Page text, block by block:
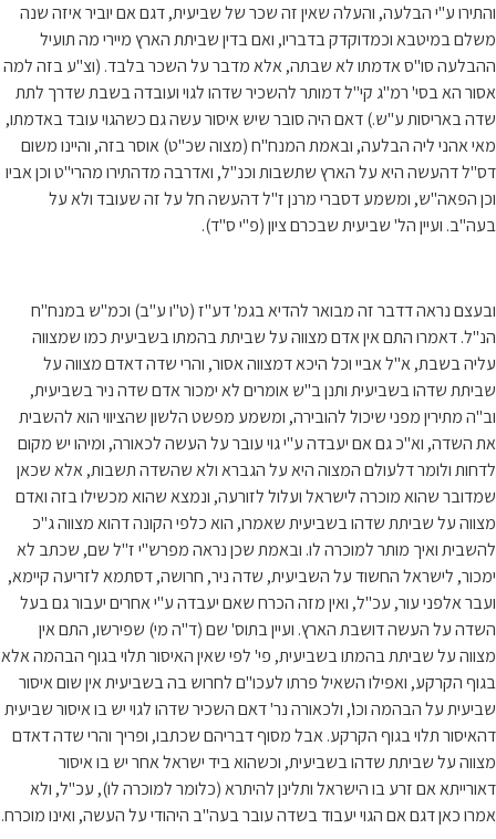
והתירו ע"י הבלעה, והעלה שאין זה שכר של שביעית, דגם אם יוביר איזה שנה
משלם במיטבא וכמדוקדק בדבריו, ואם בדין שביתת הארץ מיירי מה תועיל
ההבלעה סו"ס אדמתו לא שבתה, אלא מדבר על השכר בלבד. (וצ"ע בזה למה
אסור הא בסי' רמ"ג קי"ל דמותר להשכיר שדהו לגוי ועובדה בשבת שדרך לתת
שדה באריסות ע"ש.) דאם היה סובר שיש איסור עשה גם כשהגוי עובד באדמתו,
מאי אהני ליה הבלעה, ובאמת המנח"ח (מצוה שכ"ט) אוסר בזה, והיינו משום
דס"ל דהעשה היא על הארץ שתשבות וכנ"ל, ואדרבה מדהתירו מהרי"ט וכן אביו
וכן הפאה"ש, ומשמע דסברי מרנן ז"ל דהעשה חל על זה שעובד ולא על
בעה"ב. ועיין הל' שביעית שבכרם ציון (פ"י ס"ד).
ובעצם נראה דדבר זה מבואר להדיא בגמ' דע"ז (ט"ו ע"ב) וכמ"ש במנח"ח
הנ"ל. דאמרו התם אין אדם מצווה על שביתת בהמתו בשביעית כמו שמצווה
עליה בשבת, א"ל אביי וכל היכא דמצווה אסור, והרי שדה דאדם מצווה על
שביתת שדהו בשביעית ותנן ב"ש אומרים לא ימכור אדם שדה ניר בשביעית,
וב"ה מתירין מפני שיכול להובירה, ומשמע מפשט הלשון שהציווי הוא להשבית
את השדה, וא"כ גם אם יעבדה ע"י גוי עובר על העשה לכאורה, ומיהו יש מקום
לדחות ולומר דלעולם המצוה היא על הגברא ולא שהשדה תשבות, אלא שכאן
שמדובר שהוא מוכרה לישראל ועלול לזורעה, ונמצא שהוא מכשילו בזה ואדם
מצווה על שביתת שדהו בשביעית שאמרו, הוא כלפי הקונה דהוא מצווה ג"כ
להשבית ואיך מותר למוכרה לו. ובאמת שכן נראה מפרש"י ז"ל שם, שכתב לא
ימכור, לישראל החשוד על השביעית, שדה ניר, חרושה, דסתמא לזריעה קיימא,
ועבר אלפני עור, עכ"ל, ואין מזה הכרח שאם יעבדה ע"י אחרים יעבור גם בעל
השדה על העשה דושבת הארץ. ועיין בתוס' שם (ד"ה מי) שפירשו, התם אין
מצווה על שביתת בהמתו בשביעית, פי' לפי שאין האיסור תלוי בגוף הבהמה אלא
בגוף הקרקע, ואפילו השאיל פרתו לעכו"ם לחרוש בה בשביעית אין שום איסור
שביעית על הבהמה וכו', ולכאורה נר' דאם השכיר שדהו לגוי יש בו איסור שביעית
דהאיסור תלוי בגוף הקרקע. אבל מסוף דבריהם שכתבו, ופריך והרי שדה דאדם
מצווה על שביתת שדהו בשביעית, וכשהוא ביד ישראל אחר יש בו איסור
דאורייתא אם זרע בו הישראל ותלינן להיתרא (כלומר למוכרה לו), עכ"ל, ולא
אמרו כאן דגם אם הגוי יעבוד בשדה עובר בעה"ב היהודי על העשה, ואינו מוכרח.